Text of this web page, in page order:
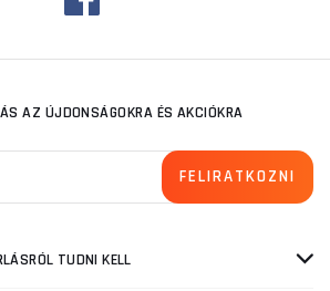
AZ ÚJDONSÁGOKRA ÉS AKCIÓKRA
TUDNI KELL